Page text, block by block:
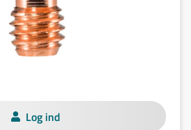
Log ind